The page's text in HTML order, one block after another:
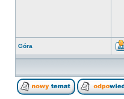
Góra